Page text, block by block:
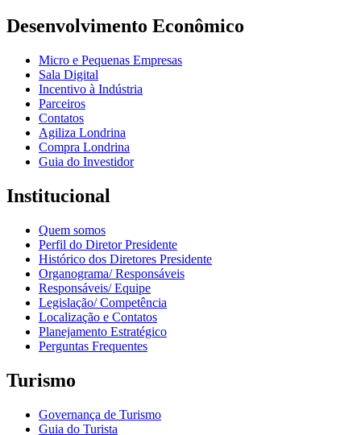
Desenvolvimento Econômico
Micro e Pequenas Empresas
Sala Digital
Incentivo à Indústria
Parceiros
Contatos
Agiliza Londrina
Compra Londrina
Guia do Investidor
Institucional
Quem somos
Perfil do Diretor Presidente
Histórico dos Diretores Presidente
Organograma/ Responsáveis
Responsáveis/ Equipe
Legislação/ Competência
Localização e Contatos
Planejamento Estratégico
Perguntas Frequentes
Turismo
Governança de Turismo
Guia do Turista